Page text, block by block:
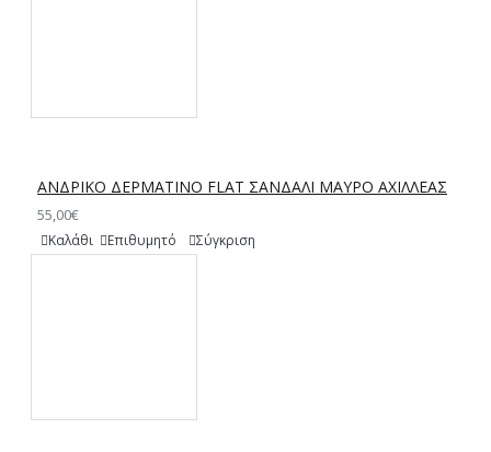
ΑΝΔΡΙΚΟ ΔΕΡΜΑΤΙΝΟ FLAT ΣΑΝΔΑΛΙ ΜΑΥΡΟ ΑΧΙΛΛΕΑΣ
55,00€
Καλάθι Επιθυμητό Σύγκριση